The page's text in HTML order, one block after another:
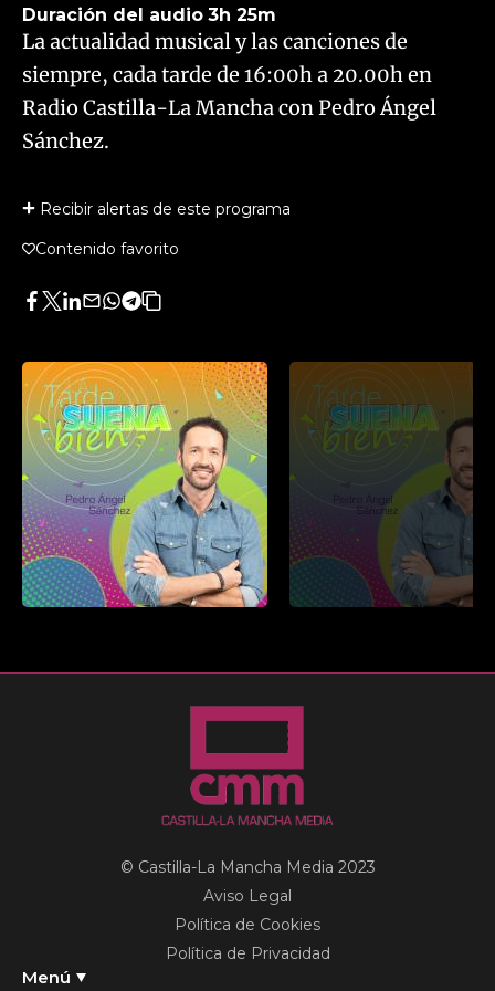
Duración del audio 3h 25m
La actualidad musical y las canciones de
siempre, cada tarde de 16:00h a 20.00h en
Radio Castilla-La Mancha con Pedro Ángel
Sánchez.
Recibir alertas de este programa
Contenido favorito
Facebook
Twitter
LinkedIn
Enviar
Whatsapp
Telegram
Copiar
artículo
Menú
© Castilla-La Mancha Media 2023
Aviso Legal
Política de Cookies
Política de Privacidad